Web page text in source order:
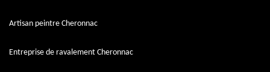
Artisan peintre Cheronnac
Entreprise de ravalement Cheronnac